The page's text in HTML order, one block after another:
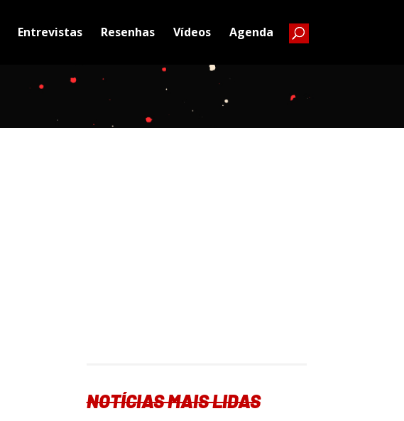
Entrevistas Resenhas Vídeos Agenda
NOTÍCIAS MAIS LIDAS